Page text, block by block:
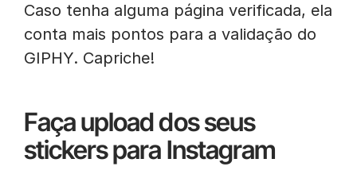
Caso tenha alguma página verificada, ela
conta mais pontos para a validação do
GIPHY. Capriche!
Faça upload dos seus
stickers para Instagram